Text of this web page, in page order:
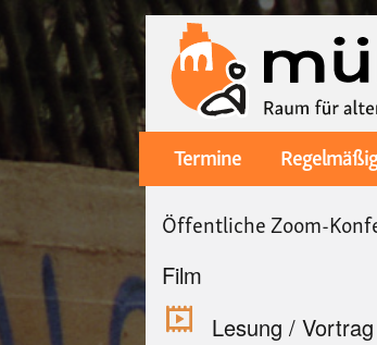
Main
navigation
Termine Regelmäßig
Öffentliche Zoom-
Film
Lesung / Vortrag